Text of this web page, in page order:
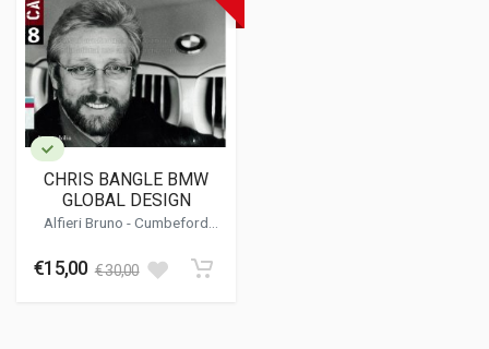
CHRIS BANGLE BMW
GLOBAL DESIGN
Alfieri Bruno -Cumbeford
€15,00 € 30,00